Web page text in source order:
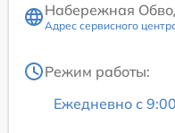
Набережная
Адрес сервисного
Режим работы:
Ежедневно с